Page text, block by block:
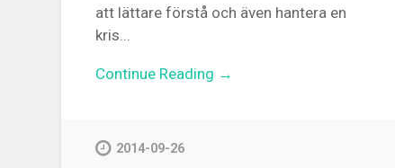
att lättare förstå och även hantera en
kris...
Continue Reading →
2014-09-26